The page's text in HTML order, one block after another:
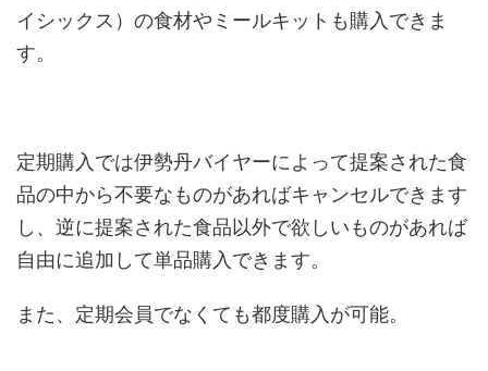
イシックス）の食材やミールキットも購入できま
す。
定期購入では伊勢丹バイヤーによって提案された食
品の中から不要なものがあればキャンセルできます
し、逆に提案された食品以外で欲しいものがあれば
自由に追加して単品購入できます。
また、定期会員でなくても都度購入が可能。